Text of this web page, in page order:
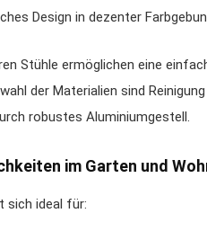
Design in dezenter
Stühle ermöglichen eine
der Materialien sind
robustes Aluminiumgestell.
im Garten und
sich ideal für: